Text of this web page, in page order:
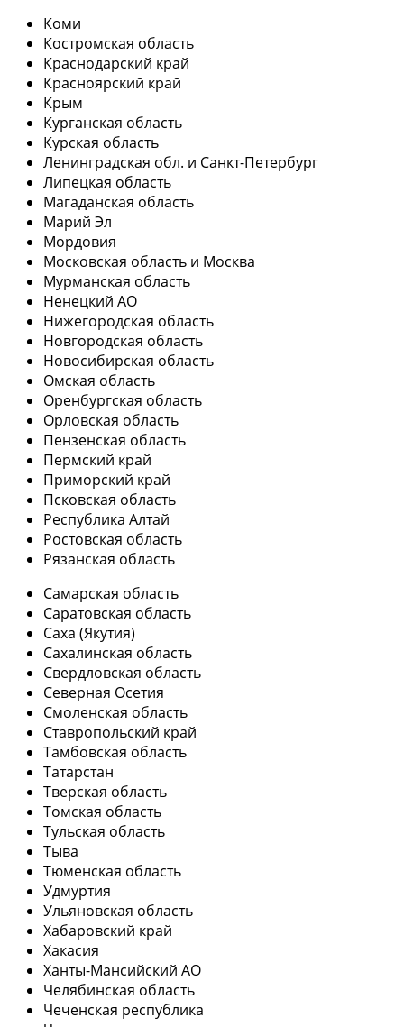
Коми
Костромская область
Краснодарский край
Красноярский край
Крым
Курганская область
Курская область
Ленинградская обл. и Санкт-Петербург
Липецкая область
Магаданская область
Марий Эл
Мордовия
Московская область и Москва
Мурманская область
Ненецкий АО
Нижегородская область
Новгородская область
Новосибирская область
Омская область
Оренбургская область
Орловская область
Пензенская область
Пермский край
Приморский край
Псковская область
Республика Алтай
Ростовская область
Рязанская область
Самарская область
Саратовская область
Саха (Якутия)
Сахалинская область
Свердловская область
Северная Осетия
Смоленская область
Ставропольский край
Тамбовская область
Татарстан
Тверская область
Томская область
Тульская область
Тыва
Тюменская область
Удмуртия
Ульяновская область
Хабаровский край
Хакасия
Ханты-Мансийский АО
Челябинская область
Чеченская республика